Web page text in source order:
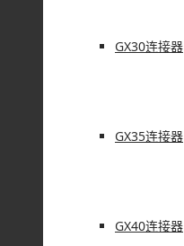
GX30连接器
GX35连接器
GX40连接器